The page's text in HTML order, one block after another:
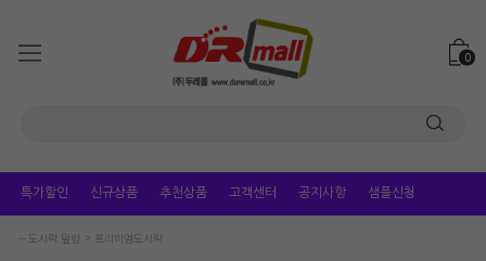
0
특가할인 신규상품 추천상품 고객센터 공지사항 샘플신청
ㅡ 도시락.덮밥 프리미엄도시락